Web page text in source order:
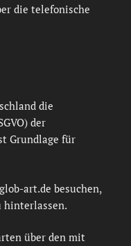
die telefonische
die
der
Grundlage für
art.de besuchen,
hinterlassen.
über den mit